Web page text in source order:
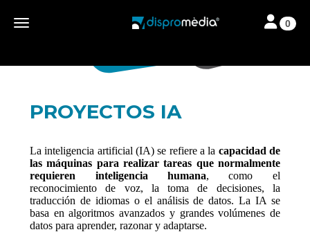
Toggle navigation Toggle
0
PROYECTOS IA
La inteligencia artificial (IA) se refiere a la capacidad de
las máquinas para realizar tareas que normalmente
requieren inteligencia humana, como el
reconocimiento de voz, la toma de decisiones, la
traducción de idiomas o el análisis de datos. La IA se
basa en algoritmos avanzados y grandes volúmenes de
datos para aprender, razonar y adaptarse.